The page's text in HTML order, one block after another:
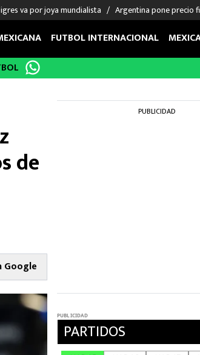
va por joya mundialista Argentina pone precio
DEPORTES
Béisbol
NFL
FUTBOL INTERNACIONAL
de
Google
PUBLICIDAD